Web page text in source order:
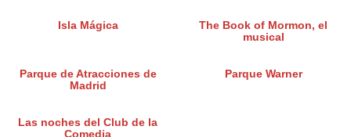
Isla Mágica
The Book of Mormon, el
musical
Parque de Atracciones de
Madrid
Parque Warner
Las noches del Club de la
Comedia